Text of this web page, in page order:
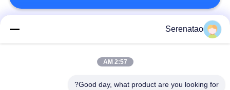
فئات شعبية
Serenatao
2:57 AM
Good day, what product are you looking for?